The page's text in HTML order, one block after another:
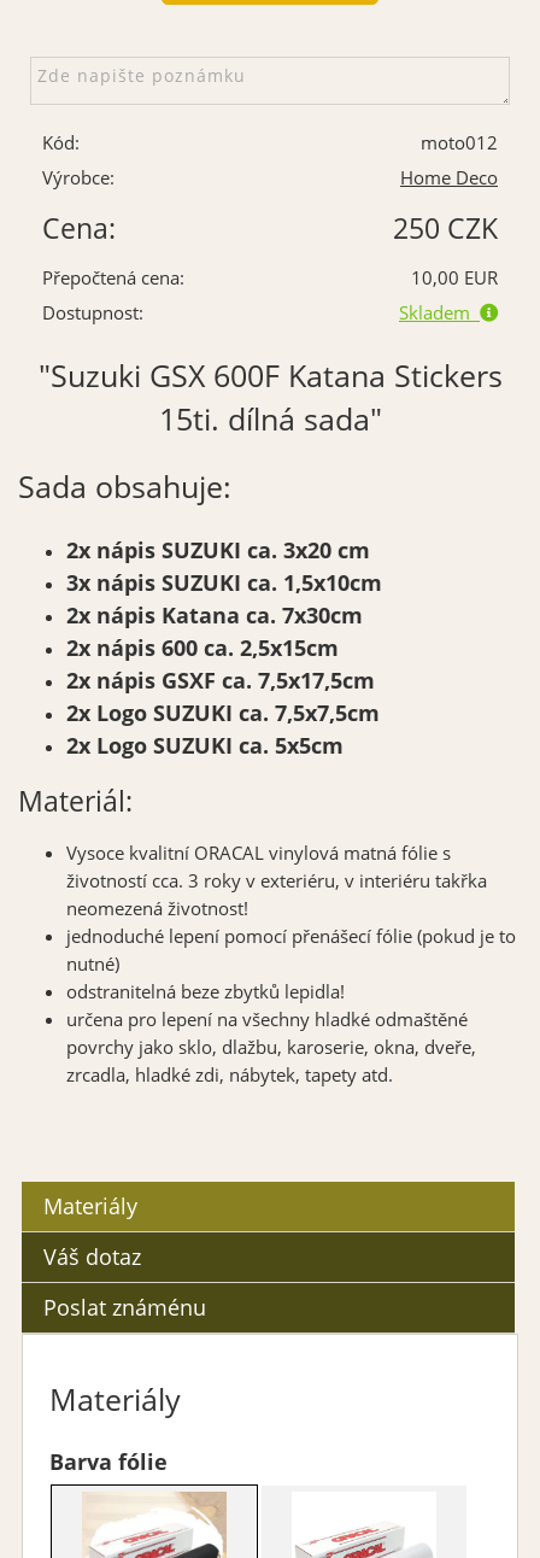
Kód:
moto012
Výrobce:
Home Deco
Cena: 250 CZK
Přepočtená cena:
10,00 EUR
Dostupnost:
Skladem
"Suzuki GSX 600F Katana Stickers
15ti. dílná sada"
Sada obsahuje:
2x nápis SUZUKI ca. 3x20 cm
3x nápis SUZUKI ca. 1,5x10cm
2x nápis Katana ca. 7x30cm
2x nápis 600 ca. 2,5x15cm
2x nápis GSXF ca. 7,5x17,5cm
2x Logo SUZUKI ca. 7,5x7,5cm
2x Logo SUZUKI ca. 5x5cm
Materiál:
Vysoce kvalitní ORACAL vinylová matná fólie s
životností cca. 3 roky v exteriéru, v interiéru takřka
neomezená životnost!
jednoduché lepení pomocí přenášecí fólie (pokud je to
nutné)
odstranitelná beze zbytků lepidla!
určena pro lepení na všechny hladké odmaštěné
povrchy jako sklo, dlažbu, karoserie, okna, dveře,
zrcadla, hladké zdi, nábytek, tapety atd.
Materiály
Váš dotaz
Poslat známénu
Materiály
Barva fólie